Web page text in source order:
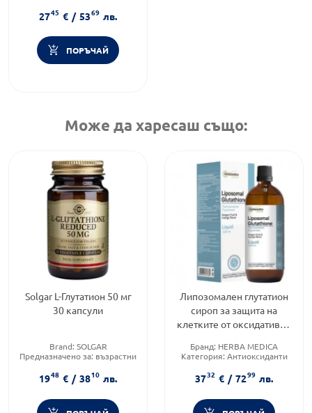
2745 € / 5369 лв.
ПОРЪЧАЙ
Може да харесаш също:
Solgar L-Глутатион 50 мг
30 капсули
Brand: SOLGAR
Предназначено за: възрастни
1948 € / 3810 лв.
Липозомален глутатион
сироп за защита на
клетките от оксидативен
Бранд: HERBA MEDICA
Категория: Антиоксиданти
3732 € / 7299 лв.